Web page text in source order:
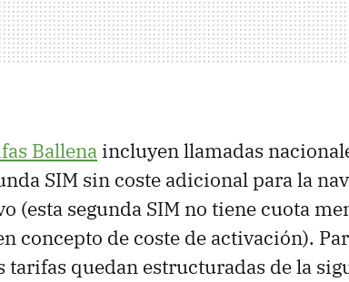
Ballena incluyen llamadas
SIM sin coste adicional para la
(esta segunda SIM no tiene cuota
concepto de coste de activación).
tarifas quedan estructuradas de la